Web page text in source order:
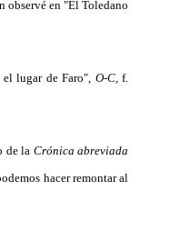
observé en "El Toledano
lu­gar de Faro", O-C,f.
de la Crónica abreviada
hacer remontar al